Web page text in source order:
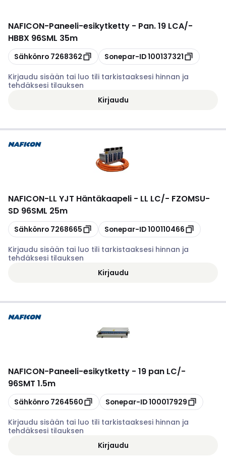
NAFICON-Paneeli-esikytketty - Pan. 19 LCA/-
HBBX 96SML 35m
Kopioi
Sähkönro 7268362 Kopioi
Sonepar-ID100137321
Kirjaudu sisään tai luo tili tarkistaaksesi hinnan ja
tehdäksesi tilauksen
Kirjaudu
NAFICON-LL YJT Häntäkaapeli - LL LC/- FZOMSU-
SD 96SML 25m
Kopioi
Sähkönro 7268665 Kopioi
Sonepar-ID100110466
Kirjaudu sisään tai luo tili tarkistaaksesi hinnan ja
tehdäksesi tilauksen
Kirjaudu
NAFICON-Paneeli-esikytketty - 19 pan LC/-
96SMT 1.5m
Kopioi
Sähkönro 7264560 Kopioi
Sonepar-ID100017929
Kirjaudu sisään tai luo tili tarkistaaksesi hinnan ja
tehdäksesi tilauksen
Kirjaudu